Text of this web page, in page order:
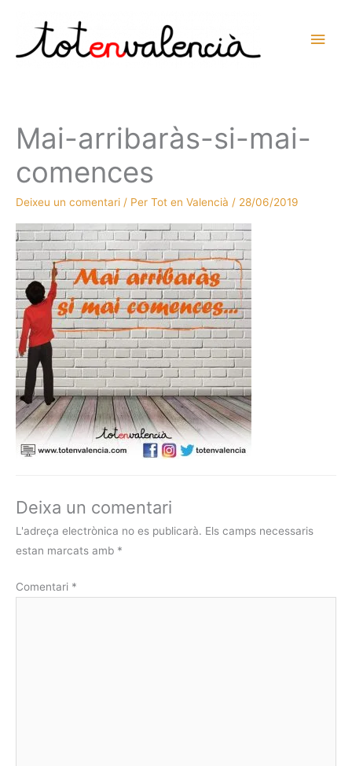
contingut
Mai-arribaràs-si-mai-
comences
Deixeu un comentari / Per Tot en Valencià / 28/06/2019
Deixa un comentari
L'adreça electrònica no es publicarà. Els camps necessaris
estan marcats amb *
Comentari *